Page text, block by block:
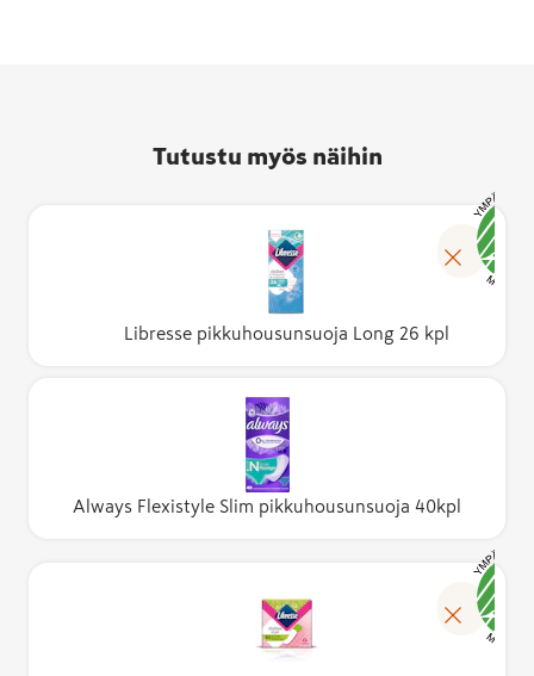
Tutustu myös näihin
Libresse pikkuhousunsuoja Long 26 kpl
Always Flexistyle Slim pikkuhousunsuoja 40kpl